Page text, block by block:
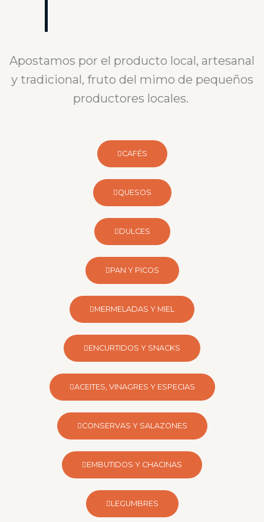
Apostamos por el producto local, artesanal
y tradicional, fruto del mimo de pequeños
productores locales.
CAFÉS
QUESOS
DULCES
PAN Y PICOS
MERMELADAS Y MIEL
ENCURTIDOS Y SNACKS
ACEITES, VINAGRES Y ESPECIAS
CONSERVAS Y SALAZONES
EMBUTIDOS Y CHACINAS
LEGUMBRES